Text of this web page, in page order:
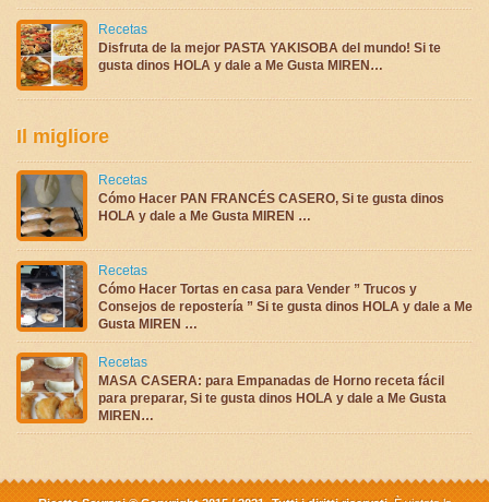
Recetas
Disfruta de la mejor PASTA YAKISOBA del mundo! Si te
gusta dinos HOLA y dale a Me Gusta MIREN…
Il migliore
Recetas
Cómo Hacer PAN FRANCÉS CASERO, Si te gusta dinos
HOLA y dale a Me Gusta MIREN …
Recetas
Cómo Hacer Tortas en casa para Vender ” Trucos y
Consejos de repostería ” Si te gusta dinos HOLA y dale a Me
Gusta MIREN …
Recetas
MASA CASERA: para Empanadas de Horno receta fácil
para preparar, Si te gusta dinos HOLA y dale a Me Gusta
MIREN…